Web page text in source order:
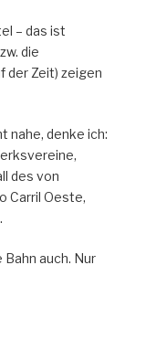
– das ist
die
der Zeit) zeigen
nahe, denke ich:
des von
Carril Oeste,
auch. Nur